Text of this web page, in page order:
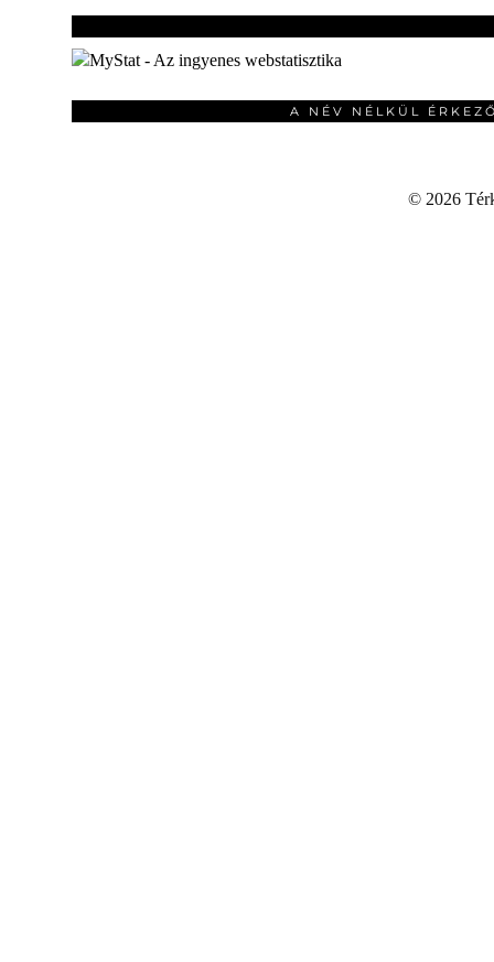
A NÉV NÉLKÜL
© 2026